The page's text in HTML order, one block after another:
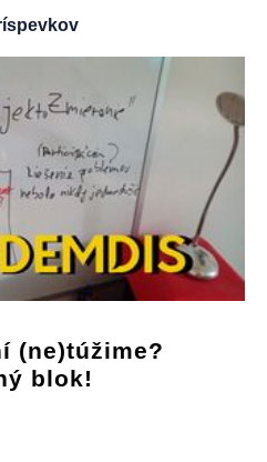
(ne)túžime?
blok!